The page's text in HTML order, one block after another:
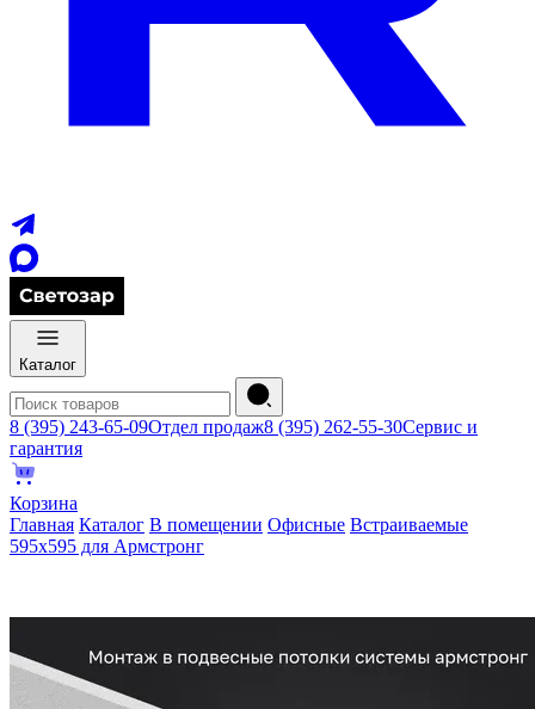
Каталог
8 (395) 243-65-09Отдел продаж8 (395) 262-55-30Сервис и
гарантия
Корзина
Главная Каталог В помещении Офисные Встраиваемые
595х595 для Армстронг